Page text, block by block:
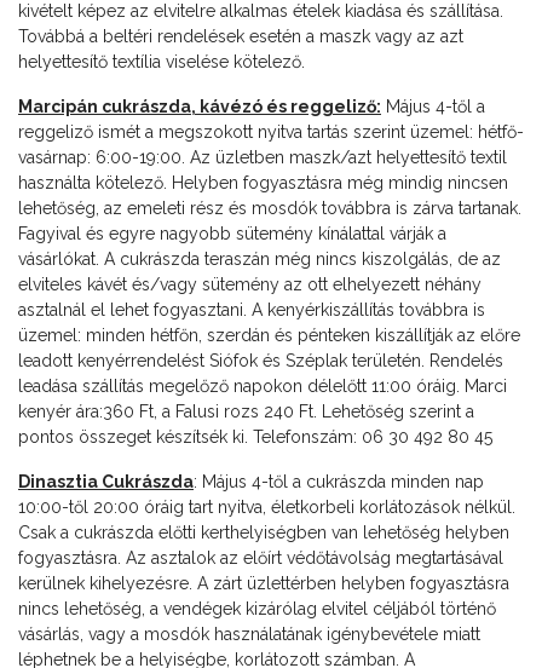
kivételt képez az elvitelre alkalmas ételek kiadása és szállítása.
Továbbá a beltéri rendelések esetén a maszk vagy az azt
helyettesítő textília viselése kötelező.
Marcipán cukrászda, kávézó és reggeliző: Május 4-től a
reggeliző ismét a megszokott nyitva tartás szerint üzemel: hétfő-
vasárnap: 6:00-19:00. Az üzletben maszk/azt helyettesítő textil
használta kötelező. Helyben fogyasztásra még mindig nincsen
lehetőség, az emeleti rész és mosdók továbbra is zárva tartanak.
Fagyival és egyre nagyobb sütemény kínálattal várják a
vásárlókat. A cukrászda teraszán még nincs kiszolgálás, de az
elviteles kávét és/vagy sütemény az ott elhelyezett néhány
asztalnál el lehet fogyasztani. A kenyérkiszállítás továbbra is
üzemel: minden hétfőn, szerdán és pénteken kiszállítják az előre
leadott kenyérrendelést Siófok és Széplak területén. Rendelés
leadása szállítás megelőző napokon délelőtt 11:00 óráig. Marci
kenyér ára:360 Ft, a Falusi rozs 240 Ft. Lehetőség szerint a
pontos összeget készítsék ki. Telefonszám: 06 30 492 80 45
Dinasztia Cukrászda: Május 4-től a cukrászda minden nap
10:00-től 20:00 óráig tart nyitva, életkorbeli korlátozások nélkül.
Csak a cukrászda előtti kerthelyiségben van lehetőség helyben
fogyasztásra. Az asztalok az előírt védőtávolság megtartásával
kerülnek kihelyezésre. A zárt üzlettérben helyben fogyasztásra
nincs lehetőség, a vendégek kizárólag elvitel céljából történő
vásárlás, vagy a mosdók használatának igénybevétele miatt
léphetnek be a helyiségbe, korlátozott számban. A